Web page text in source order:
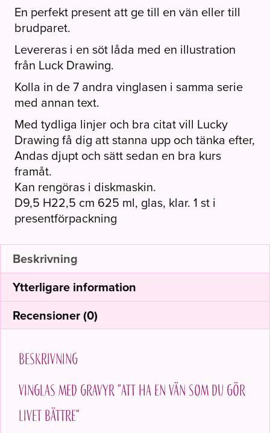
En perfekt present att ge till en vän eller till
brudparet.
Levereras i en söt låda med en illustration
från Luck Drawing.
Kolla in de 7 andra vinglasen i samma serie
med annan text.
Med tydliga linjer och bra citat vill Lucky
Drawing få dig att stanna upp och tänka efter,
Andas djupt och sätt sedan en bra kurs
framåt.
Kan rengöras i diskmaskin.
D9,5 H22,5 cm 625 ml, glas, klar. 1 st i
presentförpackning
Beskrivning
Ytterligare information
Recensioner (0)
Beskrivning
Vinglas med gravyr "Att ha en vän som du gör
livet bättre"